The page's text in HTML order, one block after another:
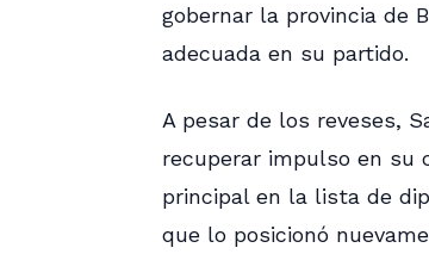
gobernar la provincia de
adecuada en su partido.
A pesar de los reveses,
recuperar impulso en su
principal en la lista de
que lo posicionó